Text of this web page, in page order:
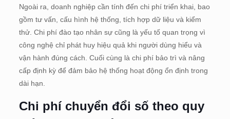
Ngoài ra, doanh nghiệp cần tính đến chi phí triển khai, bao
gồm tư vấn, cấu hình hệ thống, tích hợp dữ liệu và kiểm
thử. Chi phí đào tạo nhân sự cũng là yếu tố quan trọng vì
công nghệ chỉ phát huy hiệu quả khi người dùng hiểu và
vận hành đúng cách. Cuối cùng là chi phí bảo trì và nâng
cấp định kỳ để đảm bảo hệ thống hoạt động ổn định trong
dài hạn.
Chi phí chuyển đổi số theo quy